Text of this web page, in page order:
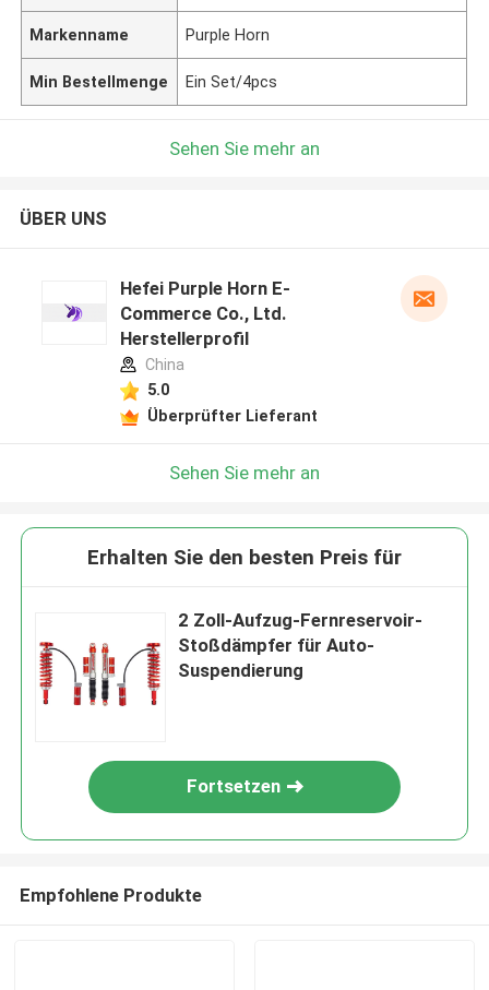
Markenname Purple Horn
Min Bestellmenge Ein Set/4pcs
Sehen Sie mehr an
ÜBER UNS
Hefei Purple Horn E-
Commerce Co., Ltd.
Herstellerprofil
China
5.0
Überprüfter Lieferant
Sehen Sie mehr an
Erhalten Sie den besten Preis für
2 Zoll-Aufzug-Fernreservoir-
Stoßdämpfer für Auto-
Suspendierung
Fortsetzen
Empfohlene Produkte